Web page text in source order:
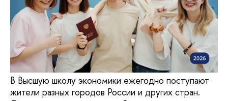
В Высшую школу экономики ежегодно поступают
жители разных городов России и других стран.